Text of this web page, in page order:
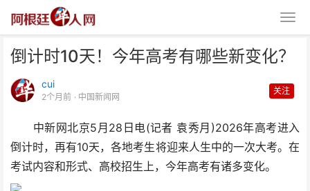
倒计时10天！今年高考有哪些新变化？
cui
2个月前 · 中国新闻网
关注
中新网北京5月28日电(记者 袁秀月)2026年高考进入
倒计时，再有10天，各地考生将迎来人生中的一次大考。在
考试内容和形式、高校招生上，今年高考有诸多变化。
倒计时10天！今年高考有哪些新
变化？